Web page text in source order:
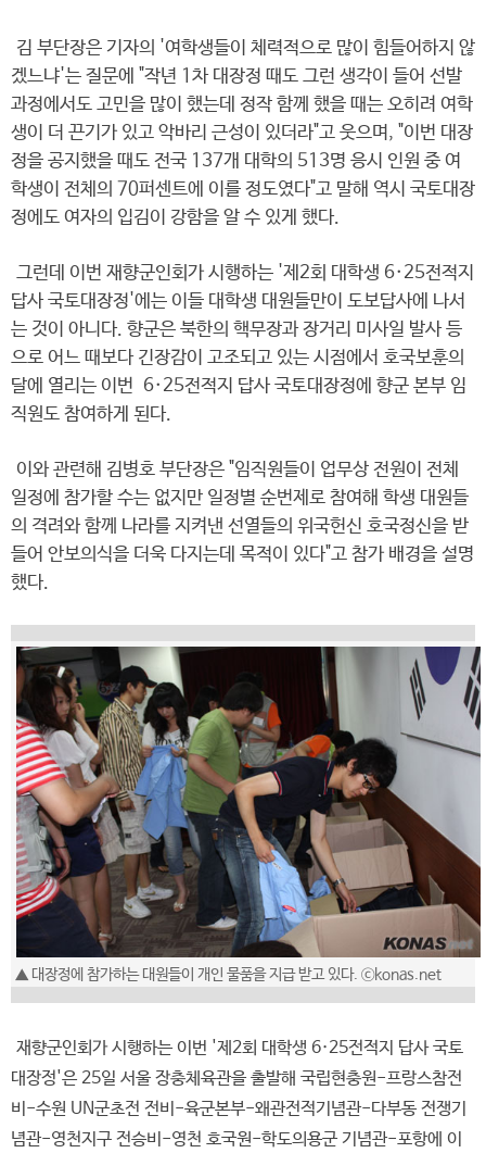
김 부단장은 기자의 '여학생들이 체력적으로 많이 힘들어하지 않
겠느냐'는 질문에 "작년 1차 대장정 때도 그런 생각이 들어 선발
과정에서도 고민을 많이 했는데 정작 함께 했을 때는 오히려 여학
생이 더 끈기가 있고 악바리 근성이 있더라"고 웃으며, "이번 대장
정을 공지했을 때도 전국 137개 대학의 513명 응시 인원 중 여
학생이 전체의 70퍼센트에 이를 정도였다"고 말해 역시 국토대장
정에도 여자의 입김이 강함을 알 수 있게 했다.
그런데 이번 재향군인회가 시행하는 '제2회 대학생 6·25전적지
답사 국토대장정'에는 이들 대학생 대원들만이 도보답사에 나서
는 것이 아니다. 향군은 북한의 핵무장과 장거리 미사일 발사 등
으로 어느 때보다 긴장감이 고조되고 있는 시점에서 호국보훈의
달에 열리는 이번 6·25전적지 답사 국토대장정에 향군 본부 임
직원도 참여하게 된다.
이와 관련해 김병호 부단장은 "임직원들이 업무상 전원이 전체
일정에 참가할 수는 없지만 일정별 순번제로 참여해 학생 대원들
의 격려와 함께 나라를 지켜낸 선열들의 위국헌신 호국정신을 받
들어 안보의식을 더욱 다지는데 목적이 있다"고 참가 배경을 설명
했다.
▲ 대장정에 참가하는 대원들이 개인 물품을 지급 받고 있다. ⓒkonas.net
재향군인회가 시행하는 이번 '제2회 대학생 6·25전적지 답사 국토
대장정'은 25일 서울 장충체육관을 출발해 국립현충원-프랑스참전
비-수원 UN군초전 전비-육군본부-왜관전적기념관-다부동 전쟁기
념관-영천지구 전승비-영천 호국원-학도의용군 기념관-포항에 이